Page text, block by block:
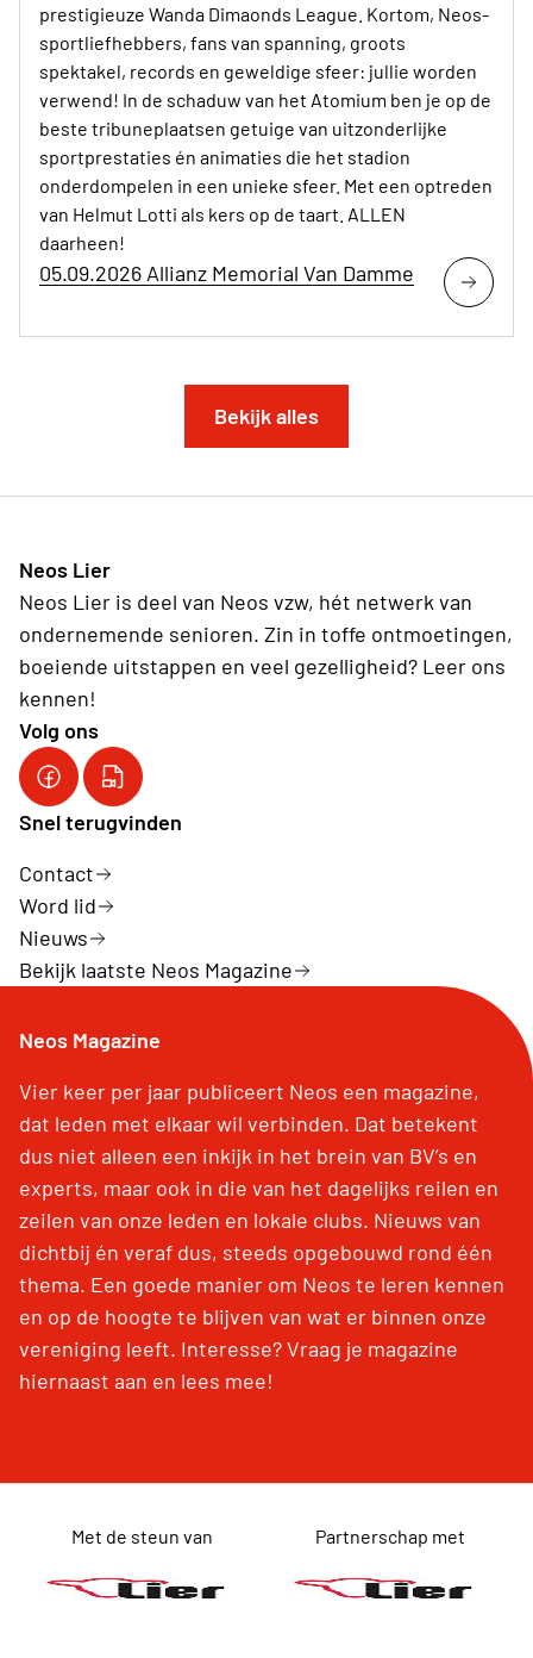
prestigieuze Wanda Dimaonds League. Kortom, Neos-
sportliefhebbers, fans van spanning, groots
spektakel, records en geweldige sfeer: jullie worden
verwend! In de schaduw van het Atomium ben je op de
beste tribuneplaatsen getuige van uitzonderlijke
sportprestaties én animaties die het stadion
onderdompelen in een unieke sfeer. Met een optreden
van Helmut Lotti als kers op de taart. ALLEN
daarheen!
05.09.2026 Allianz Memorial Van Damme
Bekijk alles
Neos Lier
Neos Lier is deel van Neos vzw, hét netwerk van
ondernemende senioren. Zin in toffe ontmoetingen,
boeiende uitstappen en veel gezelligheid? Leer ons
kennen!
Volg ons
Onze FB paginaYouTube kanaal van Neos VZW
Snel terugvinden
Contact
Word lid
Nieuws
Bekijk laatste Neos Magazine
Neos Magazine
Vier keer per jaar publiceert Neos een magazine,
dat leden met elkaar wil verbinden. Dat betekent
dus niet alleen een inkijk in het brein van BV’s en
experts, maar ook in die van het dagelijks reilen en
zeilen van onze leden en lokale clubs. Nieuws van
dichtbij én veraf dus, steeds opgebouwd rond één
thema. Een goede manier om Neos te leren kennen
en op de hoogte te blijven van wat er binnen onze
vereniging leeft. Interesse? Vraag je magazine
hiernaast aan en lees mee!
Met de steun van Partnerschap met